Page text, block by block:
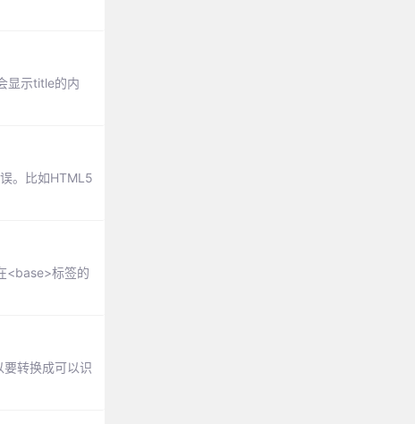
显示title的内
。比如HTML5
<base>标签的
转换成可以识